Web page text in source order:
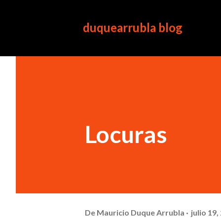
duquearrubla blog
Locuras
De Mauricio Duque Arrubla julio 19,